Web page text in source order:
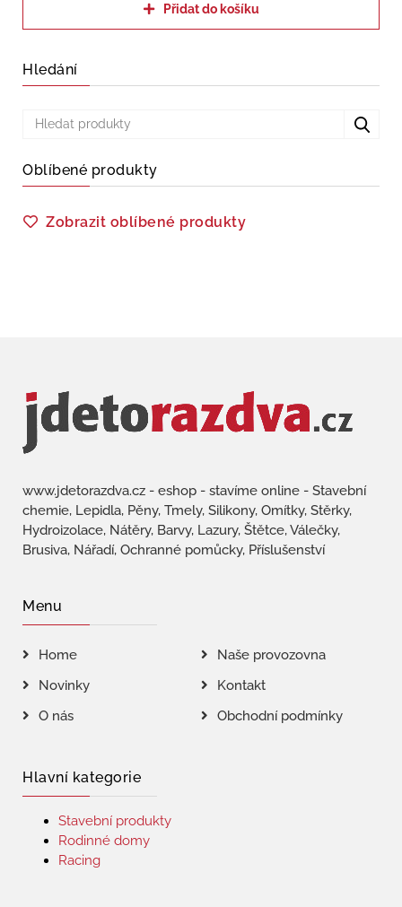
Přidat do košíku
Hledání
Oblíbené produkty
Zobrazit oblíbené produkty
www.jdetorazdva.cz - eshop - stavíme online - Stavební
chemie, Lepidla, Pěny, Tmely, Silikony, Omítky, Stěrky,
Hydroizolace, Nátěry, Barvy, Lazury, Štětce, Válečky,
Brusiva, Nářadí, Ochranné pomůcky, Příslušenství
Menu
Home
Naše provozovna
Novinky
Kontakt
O nás
Obchodní podmínky
Hlavní kategorie
Stavební produkty
Rodinné domy
Racing